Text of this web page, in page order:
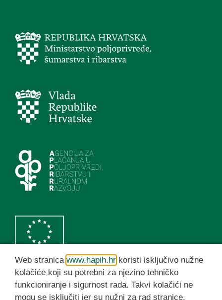
HAPIH YouTube kanal
Web stranica www.hapih.hr koristi isključivo nužne
kolačiće koji su potrebni za njezino tehničko
funkcioniranje i sigurnost rada. Takvi kolačići ne
mogu se isključiti jer su nužni za rad stranice.